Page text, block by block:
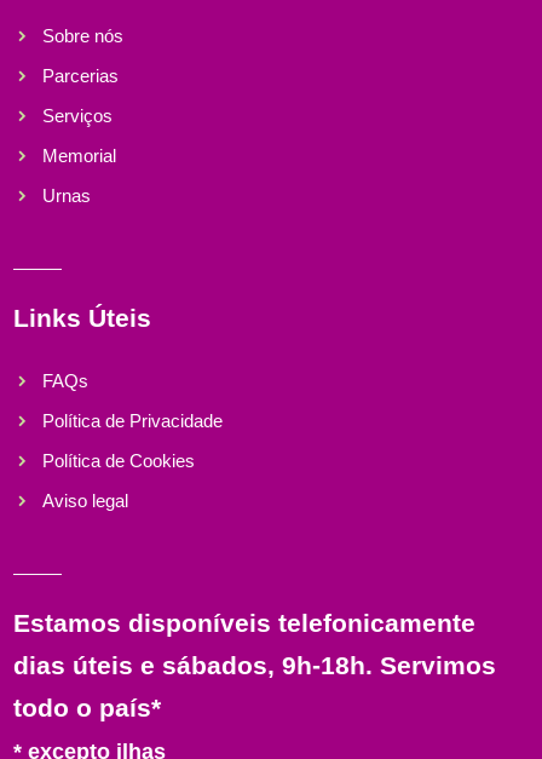
Sobre nós
Parcerias
Serviços
Memorial
Urnas
Links Úteis
FAQs
Política de Privacidade
Política de Cookies
Aviso legal
Estamos disponíveis telefonicamente
dias úteis e sábados, 9h-18h. Servimos
todo o país*
* excepto ilhas